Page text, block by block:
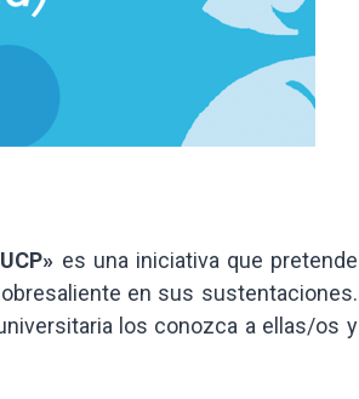
es una iniciativa que pretende
en sus sustentaciones.
los conozca a ellas/os y